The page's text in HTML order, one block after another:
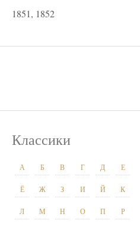
1851, 1852
Классики
А Б В Г Д Е
Ё Ж З И Й К
Л М Н О П Р